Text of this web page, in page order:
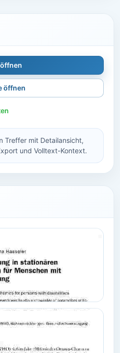
öffnen
Treffer mit Detailansicht,
und Volltext-Kontext.